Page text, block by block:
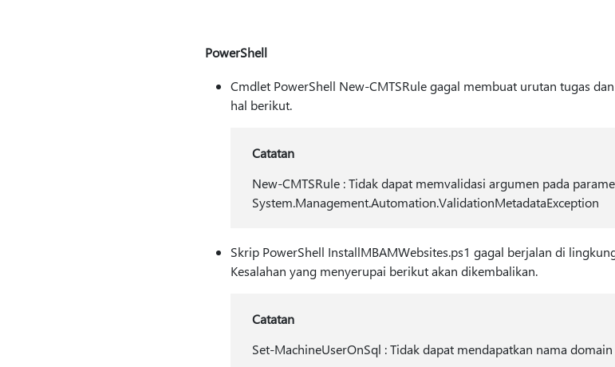
PowerShell
Cmdlet PowerShell New-CMTSRule gagal membuat urutan tugas
hal berikut.
Catatan
New-CMTSRule : Tidak dapat memvalidasi argumen pada
System.Management.Automation.ValidationMetadataException
Skrip PowerShell InstallMBAMWebsites.ps1 gagal berjalan di
Kesalahan yang menyerupai berikut akan dikembalikan.
Catatan
Set-MachineUserOnSql : Tidak dapat mendapatkan nama